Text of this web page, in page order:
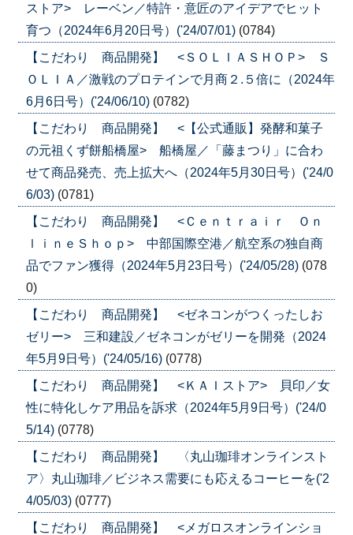
ストア> レーベン／特許・意匠のアイデアでヒット
育つ（2024年6月20日号）('24/07/01) (0784)
【こだわり 商品開発】 <ＳＯＬＩＡＳＨＯＰ> Ｓ
ＯＬＩＡ／激戦のプロテインで月商２.５倍に（2024年
6月6日号）('24/06/10) (0782)
【こだわり 商品開発】 <【公式通販】発酵和菓子
の元祖くず餅船橋屋> 船橋屋／「藤まつり」に合わ
せて商品発売、売上拡大へ（2024年5月30日号）('24/0
6/03) (0781)
【こだわり 商品開発】 <Ｃｅｎｔｒａｉｒ Ｏｎ
ｌｉｎｅＳｈｏｐ> 中部国際空港／航空系の独自商
品でファン獲得（2024年5月23日号）('24/05/28) (078
0)
【こだわり 商品開発】 <ゼネコンがつくったしお
ゼリー> 三和建設／ゼネコンがゼリーを開発（2024
年5月9日号）('24/05/16) (0778)
【こだわり 商品開発】 <ＫＡＩストア> 貝印／女
性に特化しケア用品を訴求（2024年5月9日号）('24/0
5/14) (0778)
【こだわり 商品開発】 〈丸山珈琲オンラインスト
ア〉丸山珈琲／ビジネス需要にも応えるコーヒーを('2
4/05/03) (0777)
【こだわり 商品開発】 <メガロスオンラインショ